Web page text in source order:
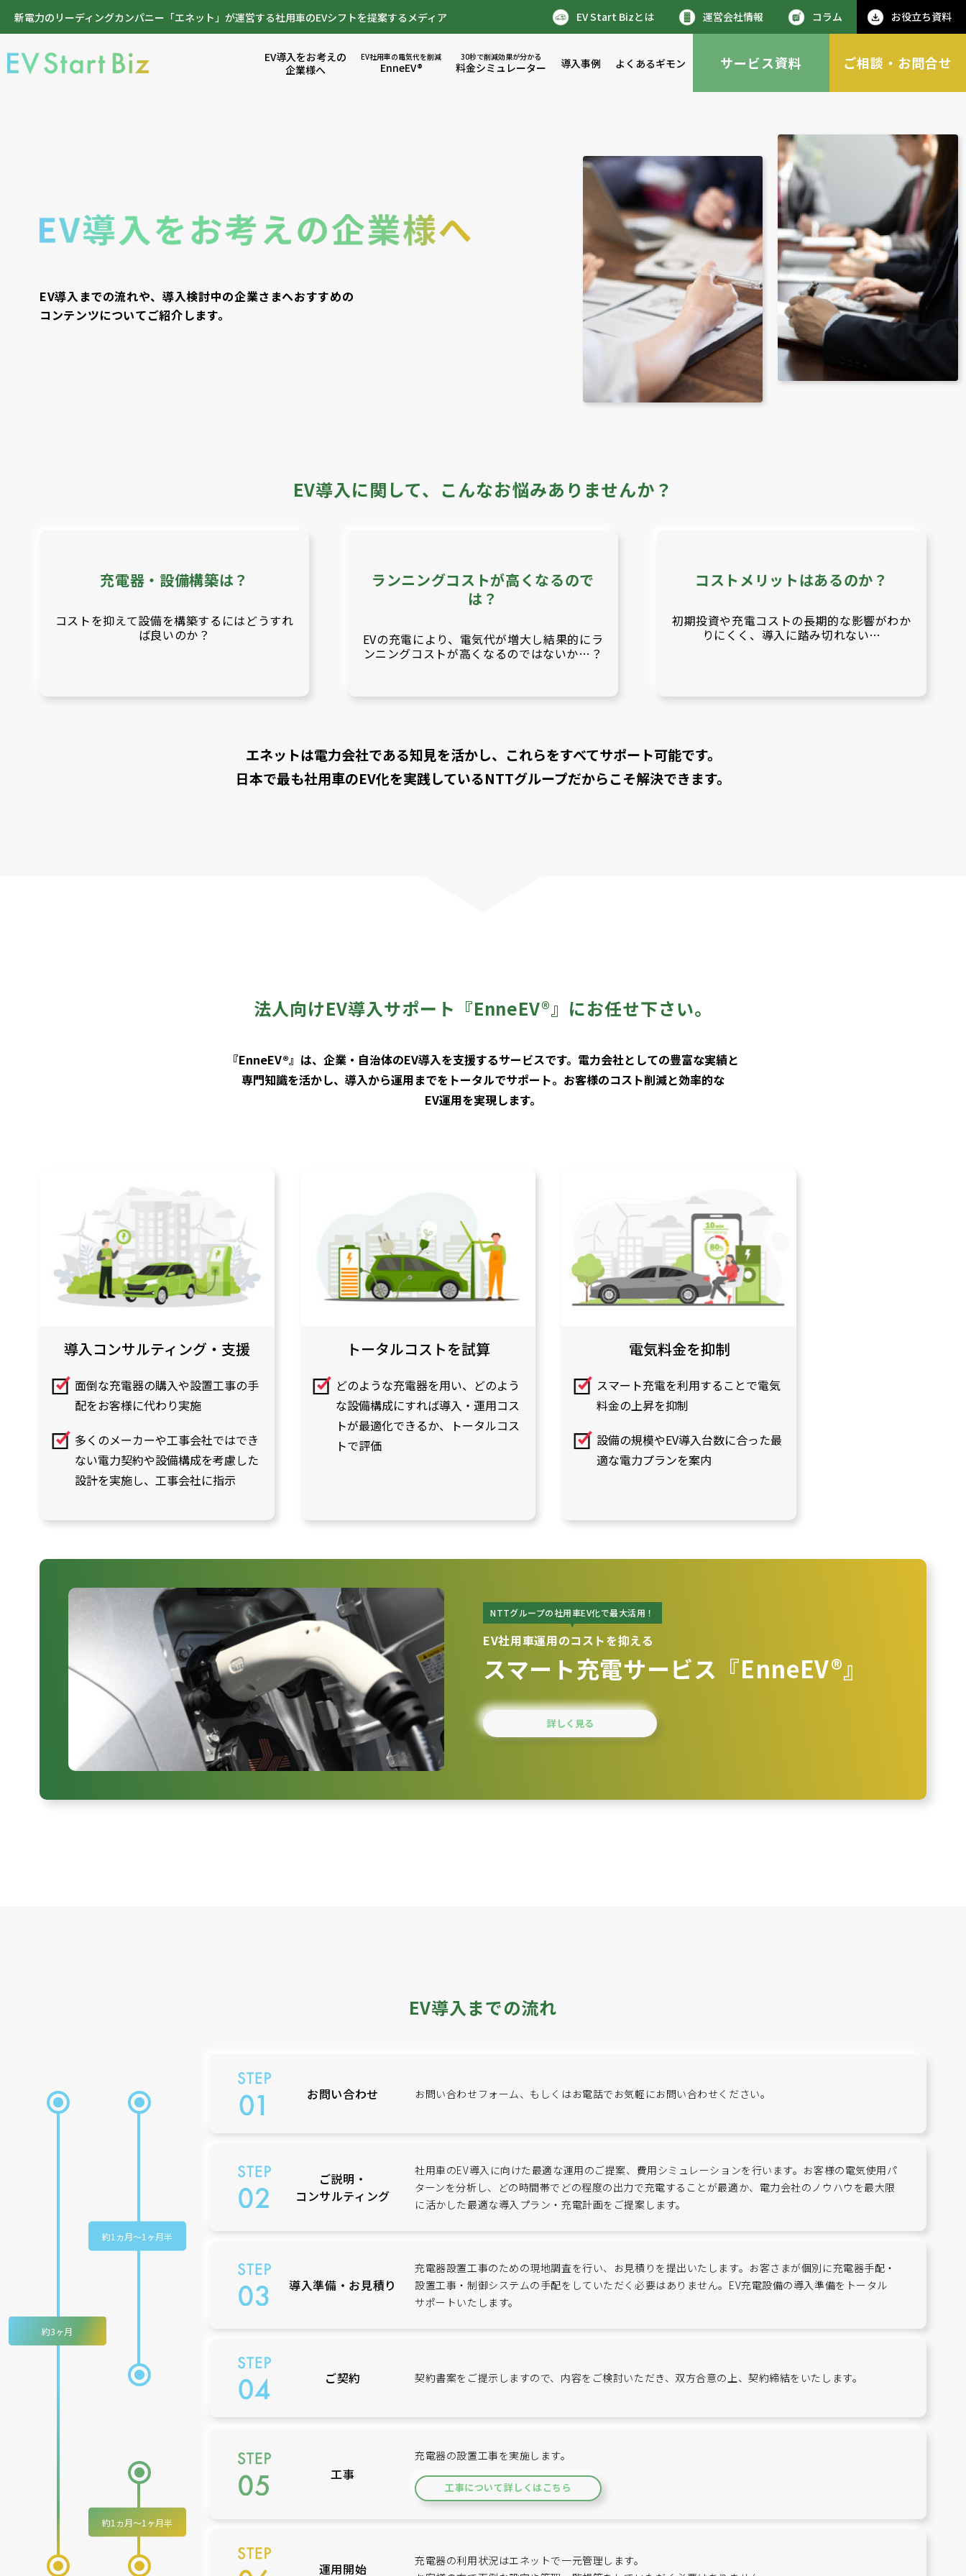
新電力のリーディングカンパニー「エネット」が運営する社用車のEVシフトを提案するメディア EV Start Bizとは 運営会社情報 コラム お役立ち資料
EV導入をお考えの
企業様へ
EV社用車の電気代を削減
EnneEV®
30秒で削減効果が分かる
料金シミュレーター 導入事例 よくあるギモン サービス資料 ご相談・お問合せ
EV導入までの流れや、導入検討中の企業さまへおすすめの
コンテンツについてご紹介します。
EV導入に関して、こんなお悩みありませんか？
充電器・設備構築は？
コストを抑えて設備を構築するにはどうすれ
ば良いのか？
ランニングコストが高くなるので
は？
EVの充電により、電気代が増大し結果的にラ
ンニングコストが高くなるのではないか…？
コストメリットはあるのか？
初期投資や充電コストの長期的な影響がわか
りにくく、導入に踏み切れない…
エネットは電力会社である知見を活かし、これらをすべてサポート可能です。
日本で最も社用車のEV化を実践しているNTTグループだからこそ解決できます。
法人向けEV導入サポート『EnneEV®』にお任せ下さい。
『EnneEV®』は、企業・自治体のEV導入を支援するサービスです。電力会社としての豊富な実績と
専門知識を活かし、導入から運用までをトータルでサポート。お客様のコスト削減と効率的な
EV運用を実現します。
導入コンサルティング・支援
面倒な充電器の購入や設置工事の手
配をお客様に代わり実施
多くのメーカーや工事会社ではでき
ない電力契約や設備構成を考慮した
設計を実施し、工事会社に指示
トータルコストを試算
どのような充電器を用い、どのよう
な設備構成にすれば導入・運用コス
トが最適化できるか、トータルコス
トで評価
電気料金を抑制
スマート充電を利用することで電気
料金の上昇を抑制
設備の規模やEV導入台数に合った最
適な電力プランを案内
NTTグループの社用車EV化で最大活用！
EV社用車運用のコストを抑える
スマート充電サービス『EnneEV®』
詳しく見る
EV導入までの流れ
約3ヶ月
約1ヵ月～1ヶ月半
お問い合わせ お問い合わせフォーム、もしくはお電話でお気軽にお問い合わせください。
ご説明・
コンサルティング
社用車のEV導入に向けた最適な運用のご提案、費用シミュレーションを行います。お客様の電気使用パ
ターンを分析し、どの時間帯でどの程度の出力で充電することが最適か、電力会社のノウハウを最大限
に活かした最適な導入プラン・充電計画をご提案します。
導入準備・ お見積り
充電器設置工事のための現地調査を行い、お見積りを提出いたします。お客さまが個別に充電器手配・
設置工事・制御システムの手配をしていただく必要はありません。EV充電設備の導入準備をトータル
サポートいたします。
ご契約 契約書案をご提示しますので、内容をご検討いただき、双方合意の上、契約締結をいたします。
約1ヵ月～1ヶ月半
工事
充電器の設置工事を実施します。
工事について詳しくはこちら
運用開始
充電器の利用状況はエネットで一元管理します。